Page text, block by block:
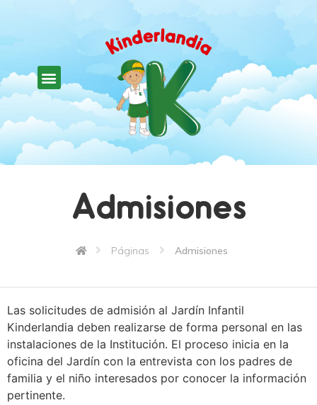
Admisiones
Páginas Admisiones
Las solicitudes de admisión al Jardín Infantil
Kinderlandia deben realizarse de forma personal en las
instalaciones de la Institución. El proceso inicia en la
oficina del Jardín con la entrevista con los padres de
familia y el niño interesados por conocer la información
pertinente.